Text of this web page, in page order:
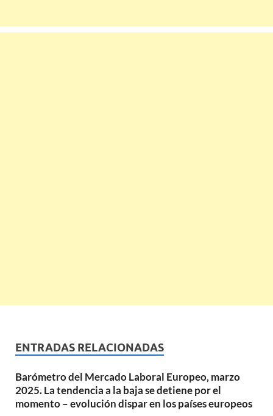
ENTRADAS RELACIONADAS
Barómetro del Mercado Laboral Europeo, marzo
2025. La tendencia a la baja se detiene por el
momento – evolución dispar en los países europeos